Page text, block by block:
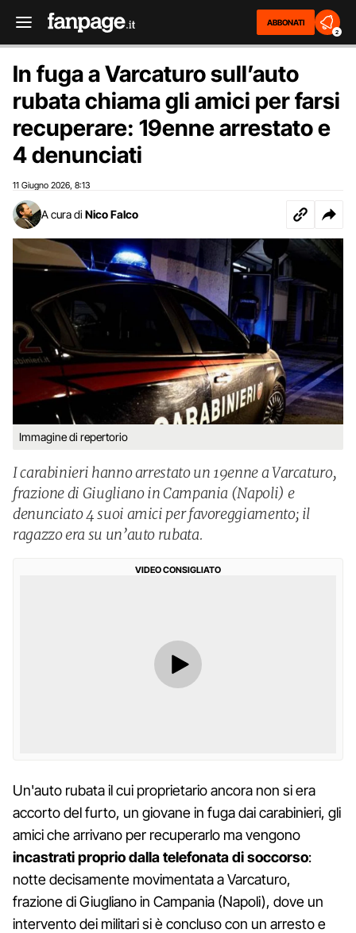
ABBONATI
2
In fuga a Varcaturo sull’auto
rubata chiama gli amici per farsi
recuperare: 19enne arrestato e
4 denunciati
11 Giugno 2026 8:13
A cura di Nico Falco
Immagine di repertorio
I carabinieri hanno arrestato un 19enne a Varcaturo,
frazione di Giugliano in Campania (Napoli) e
denunciato 4 suoi amici per favoreggiamento; il
ragazzo era su un’auto rubata.
VIDEO CONSIGLIATO
Un'auto rubata il cui proprietario ancora non si era
accorto del furto, un giovane in fuga dai carabinieri, gli
amici che arrivano per recuperarlo ma vengono
incastrati proprio dalla telefonata di soccorso:
notte decisamente movimentata a Varcaturo,
frazione di Giugliano in Campania (Napoli), dove un
intervento dei militari si è concluso con un arresto e